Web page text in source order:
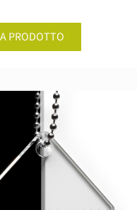
PRODOTTO